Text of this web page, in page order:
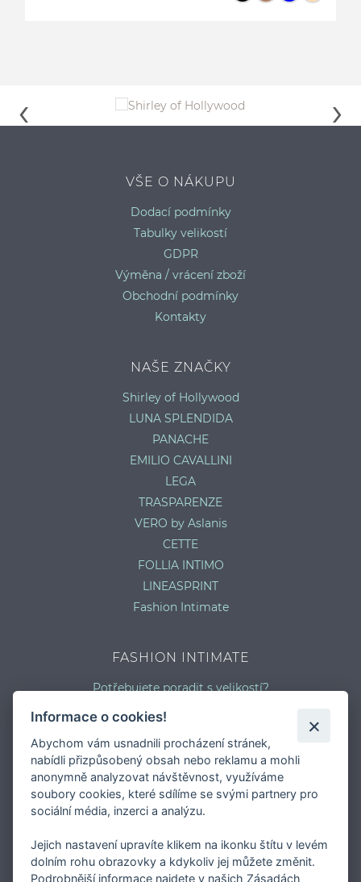
VŠE O NÁKUPU
Dodací podmínky
Tabulky velikostí
GDPR
Výměna / vrácení zboží
Obchodní podmínky
Kontakty
NAŠE ZNAČKY
Shirley of Hollywood
LUNA SPLENDIDA
PANACHE
EMILIO CAVALLINI
LEGA
TRASPARENZE
VERO by Aslanis
CETTE
FOLLIA INTIMO
LINEASPRINT
Fashion Intimate
FASHION INTIMATE
Potřebujete poradit s velikostí?
Jaký typ kalhotek je pro vás vhodný?
Typy podprsenek
Druhy plavek
Typy punčocháčů
Informace o cookies!
Abychom vám usnadnili procházení stránek,
nabídli přizpůsobený obsah nebo reklamu a mohli
anonymně analyzovat návštěvnost, využíváme
soubory cookies, které sdílíme se svými partnery pro
sociální média, inzerci a analýzu.
Jejich nastavení upravíte klikem na ikonku štítu v levém
dolním rohu obrazovky a kdykoliv jej můžete změnit.
Podrobnější informace najdete v našich Zásadách